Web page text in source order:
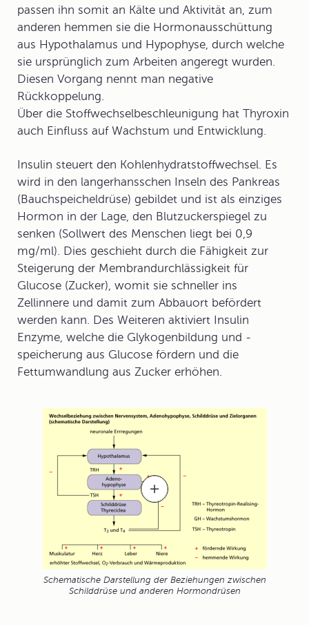
passen ihn somit an Kälte und Aktivität an, zum
anderen hemmen sie die Hormonausschüttung
aus Hypothalamus und Hypophyse, durch welche
sie ursprünglich zum Arbeiten angeregt wurden.
Diesen Vorgang nennt man negative
Rückkoppelung.
Über die Stoffwechselbeschleunigung hat Thyroxin
auch Einfluss auf Wachstum und Entwicklung.
Insulin steuert den Kohlenhydratstoffwechsel. Es
wird in den langerhansschen Inseln des Pankreas
(Bauchspeicheldrüse) gebildet und ist als einziges
Hormon in der Lage, den Blutzuckerspiegel zu
senken (Sollwert des Menschen liegt bei 0,9
mg/ml). Dies geschieht durch die Fähigkeit zur
Steigerung der Membrandurchlässigkeit für
Glucose (Zucker), womit sie schneller ins
Zellinnere und damit zum Abbauort befördert
werden kann. Des Weiteren aktiviert Insulin
Enzyme, welche die Glykogenbildung und -
speicherung aus Glucose fördern und die
Fettumwandlung aus Zucker erhöhen.
Schematische Darstellung der Beziehungen zwischen
Schilddrüse und anderen Hormondrüsen